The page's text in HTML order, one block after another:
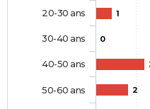
1
0
2
20-30 ans
30-40 ans
40-50 ans
50-60 ans